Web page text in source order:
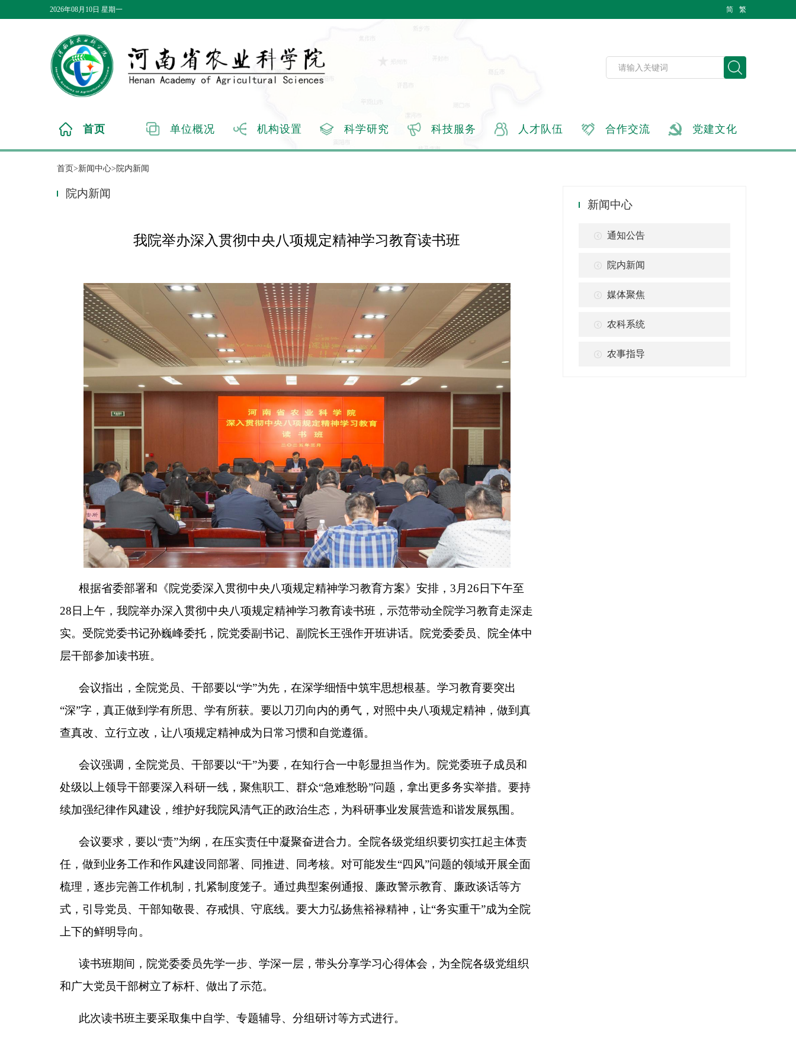
2026年08月10日 星期一 繁
简
首页 单位概况 机构设置 科学研究 科技服务 人才队伍 合作交流 党建文化
首页>新闻中心>院内新闻
院内新闻
我院举办深入贯彻中央八项规定精神学习教育读书班
根据省委部署和《院党委深入贯彻中央八项规定精神学习教育方案》安排，3月26日下午至
28日上午，我院举办深入贯彻中央八项规定精神学习教育读书班，示范带动全院学习教育走深走
实。受院党委书记孙巍峰委托，院党委副书记、副院长王强作开班讲话。院党委委员、院全体中
层干部参加读书班。
会议指出，全院党员、干部要以“学”为先，在深学细悟中筑牢思想根基。学习教育要突出
“深”字，真正做到学有所思、学有所获。要以刀刃向内的勇气，对照中央八项规定精神，做到真
查真改、立行立改，让八项规定精神成为日常习惯和自觉遵循。
会议强调，全院党员、干部要以“干”为要，在知行合一中彰显担当作为。院党委班子成员和
处级以上领导干部要深入科研一线，聚焦职工、群众“急难愁盼”问题，拿出更多务实举措。要持
续加强纪律作风建设，维护好我院风清气正的政治生态，为科研事业发展营造和谐发展氛围。
会议要求，要以“责”为纲，在压实责任中凝聚奋进合力。全院各级党组织要切实扛起主体责
任，做到业务工作和作风建设同部署、同推进、同考核。对可能发生“四风”问题的领域开展全面
梳理，逐步完善工作机制，扎紧制度笼子。通过典型案例通报、廉政警示教育、廉政谈话等方
式，引导党员、干部知敬畏、存戒惧、守底线。要大力弘扬焦裕禄精神，让“务实重干”成为全院
上下的鲜明导向。
读书班期间，院党委委员先学一步、学深一层，带头分享学习心得体会，为全院各级党组织
和广大党员干部树立了标杆、做出了示范。
此次读书班主要采取集中自学、专题辅导、分组研讨等方式进行。
新闻中心
通知公告
院内新闻
媒体聚焦
农科系统
农事指导